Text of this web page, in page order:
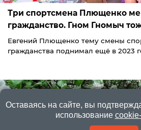
Три спортсмена Плющенко
гражданство. Гном Гномыч
Евгений Плющенко тему смены
гражданства поднимал ещё в 2023
Оставаясь на сайте, вы
использование